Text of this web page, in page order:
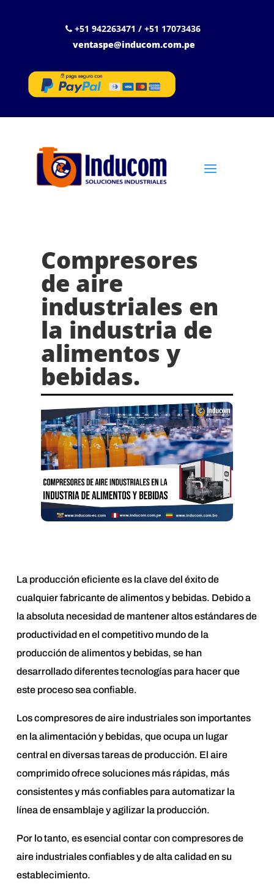
+51 942263471 / +51 17073436
ventaspe@inducom.com.pe
Compresores
de aire
industriales en
la industria de
alimentos y
bebidas.
La producción eficiente es la clave del éxito de
cualquier fabricante de alimentos y bebidas. Debido a
la absoluta necesidad de mantener altos estándares de
productividad en el competitivo mundo de la
producción de alimentos y bebidas, se han
desarrollado diferentes tecnologías para hacer que
este proceso sea confiable.
Los compresores de aire industriales son importantes
en la alimentación y bebidas, que ocupa un lugar
central en diversas tareas de producción. El aire
comprimido ofrece soluciones más rápidas, más
consistentes y más confiables para automatizar la
línea de ensamblaje y agilizar la producción.
Por lo tanto, es esencial contar con compresores de
aire industriales confiables y de alta calidad en su
establecimiento.